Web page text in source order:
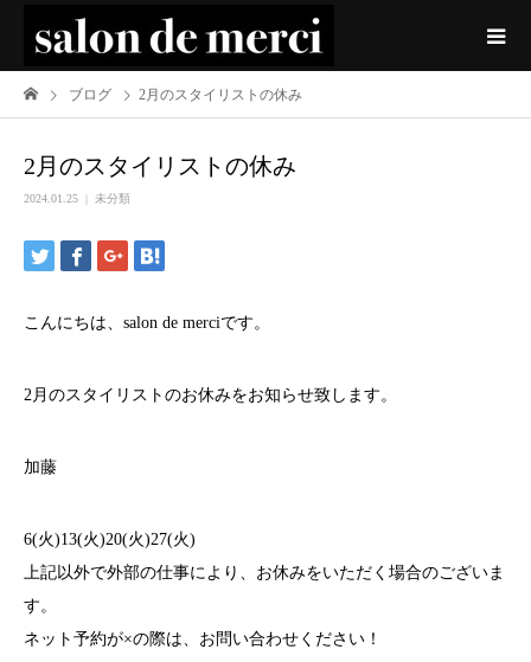
ブログ 2月のスタイリストの休み
2月のスタイリストの休み
2024.01.25 未分類
こんにちは、salon de merciです。
2月のスタイリストのお休みをお知らせ致します。
加藤
6(火)13(火)20(火)27(火)
上記以外で外部の仕事により、お休みをいただく場合のございま
す。
ネット予約が×の際は、お問い合わせください！